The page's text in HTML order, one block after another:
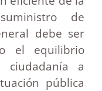
de
debe ser
el equilibrio
a
pública